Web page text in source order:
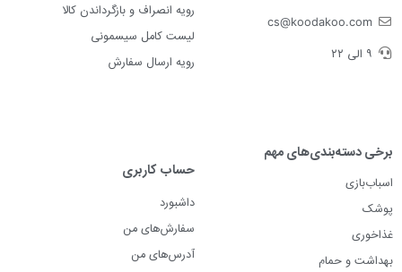
cs@koodakoo.com
۹ الی ۲۲
رویه انصراف و بازگرداندن کالا
لیست کامل سیسمونی
رویه ارسال سفارش
برخی دسته‌بندی‌های مهم
اسباب‌بازی
پوشک
غذاخوری
بهداشت و حمام
حساب کاربری
داشبورد
سفارش‌های من
آدرس‌های من